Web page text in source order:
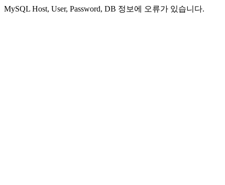
MySQL Host, User, Password, DB 정보에 오류가 있습니다.